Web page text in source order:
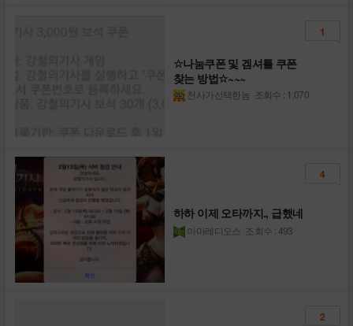
☆나눔쿠폰 및 겜셔틀 쿠폰
찾는 방법☆~~~
천사가선택한놈 조회수 : 1,070
1
하하 이제 오타까지., 급했네
아마레디오스 조회수 : 493
4
2